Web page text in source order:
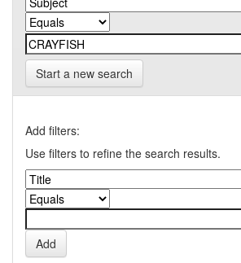
Start a new search
Add filters:
Use filters to refine the search results.